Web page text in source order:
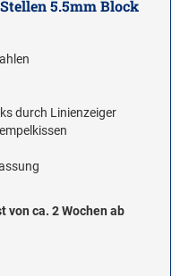
5.5mm Block
durch Linienzeiger
ca. 2 Wochen ab